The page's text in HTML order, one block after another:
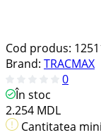
Cod produs:
Brand: TRACMAX
0
În stoc
2.254 MDL
Cantitatea